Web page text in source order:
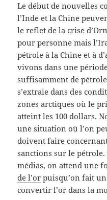
Le début de nouvelles
l’Inde et la Chine
le reflet de la crise
pour personne mais
pétrole à la Chine et à
vivons dans une
suffisamment de
s’extraie dans des
zones arctiques où le
atteint les 100 dollars.
une situation où l’on
doivent faire
sanctions sur le
médias, on attend une
de l’or puisqu’on fait
convertir l’or dans la